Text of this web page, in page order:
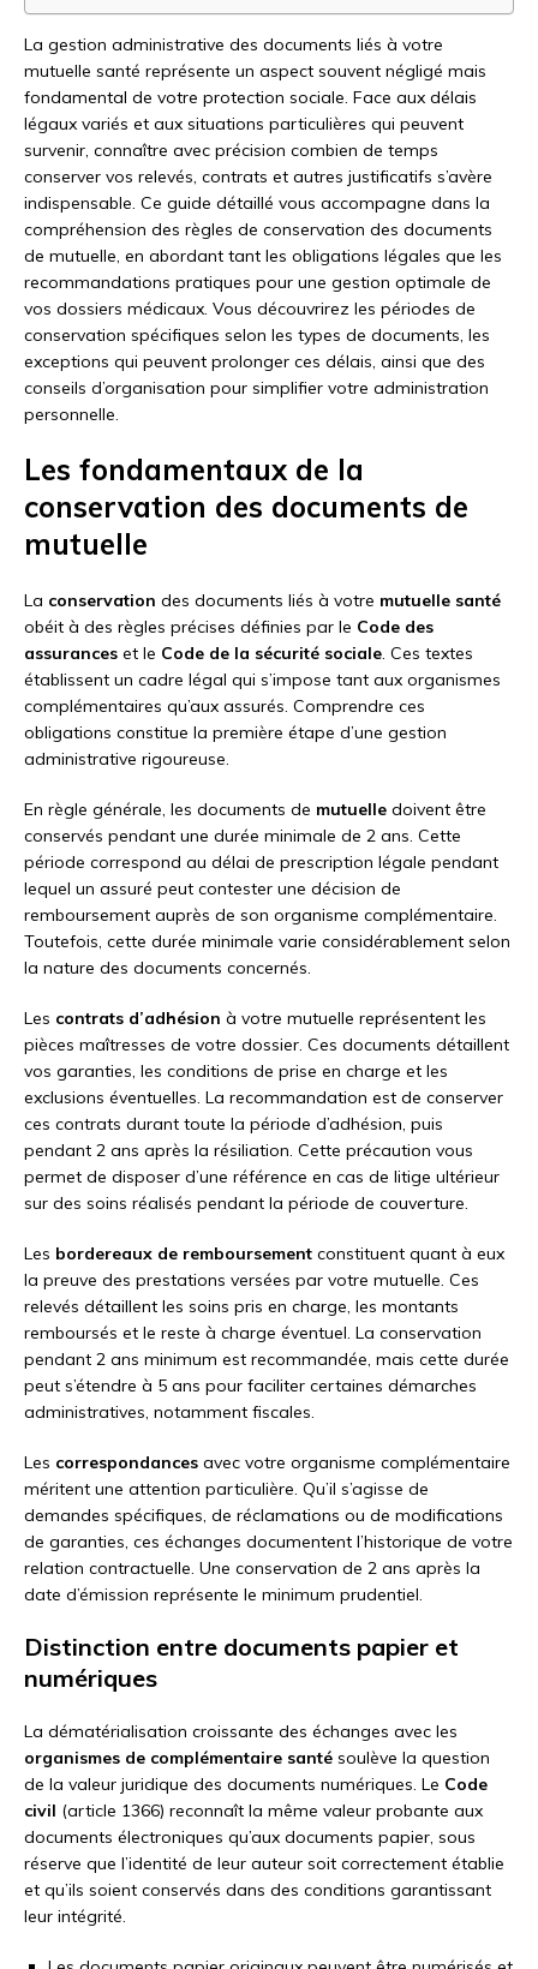
La gestion administrative des documents liés à votre
mutuelle santé représente un aspect souvent négligé mais
fondamental de votre protection sociale. Face aux délais
légaux variés et aux situations particulières qui peuvent
survenir, connaître avec précision combien de temps
conserver vos relevés, contrats et autres justificatifs s’avère
indispensable. Ce guide détaillé vous accompagne dans la
compréhension des règles de conservation des documents
de mutuelle, en abordant tant les obligations légales que les
recommandations pratiques pour une gestion optimale de
vos dossiers médicaux. Vous découvrirez les périodes de
conservation spécifiques selon les types de documents, les
exceptions qui peuvent prolonger ces délais, ainsi que des
conseils d’organisation pour simplifier votre administration
personnelle.
Les fondamentaux de la
conservation des documents de
mutuelle
La conservation des documents liés à votre mutuelle santé
obéit à des règles précises définies par le Code des
assurances et le Code de la sécurité sociale. Ces textes
établissent un cadre légal qui s’impose tant aux organismes
complémentaires qu’aux assurés. Comprendre ces
obligations constitue la première étape d’une gestion
administrative rigoureuse.
En règle générale, les documents de mutuelle doivent être
conservés pendant une durée minimale de 2 ans. Cette
période correspond au délai de prescription légale pendant
lequel un assuré peut contester une décision de
remboursement auprès de son organisme complémentaire.
Toutefois, cette durée minimale varie considérablement selon
la nature des documents concernés.
Les contrats d’adhésion à votre mutuelle représentent les
pièces maîtresses de votre dossier. Ces documents détaillent
vos garanties, les conditions de prise en charge et les
exclusions éventuelles. La recommandation est de conserver
ces contrats durant toute la période d’adhésion, puis
pendant 2 ans après la résiliation. Cette précaution vous
permet de disposer d’une référence en cas de litige ultérieur
sur des soins réalisés pendant la période de couverture.
Les bordereaux de remboursement constituent quant à eux
la preuve des prestations versées par votre mutuelle. Ces
relevés détaillent les soins pris en charge, les montants
remboursés et le reste à charge éventuel. La conservation
pendant 2 ans minimum est recommandée, mais cette durée
peut s’étendre à 5 ans pour faciliter certaines démarches
administratives, notamment fiscales.
Les correspondances avec votre organisme complémentaire
méritent une attention particulière. Qu’il s’agisse de
demandes spécifiques, de réclamations ou de modifications
de garanties, ces échanges documentent l’historique de votre
relation contractuelle. Une conservation de 2 ans après la
date d’émission représente le minimum prudentiel.
Distinction entre documents papier et
numériques
La dématérialisation croissante des échanges avec les
organismes de complémentaire santé soulève la question
de la valeur juridique des documents numériques. Le Code
civil (article 1366) reconnaît la même valeur probante aux
documents électroniques qu’aux documents papier, sous
réserve que l’identité de leur auteur soit correctement établie
et qu’ils soient conservés dans des conditions garantissant
leur intégrité.